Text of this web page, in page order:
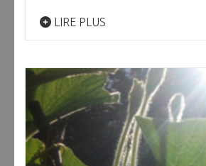
LIRE PLUS